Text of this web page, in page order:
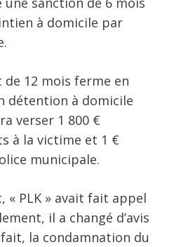
à domicile par
12 mois ferme en
détention à domicile
verser 1 800 €
à la victime et 1 €
municipale.
« PLK » avait fait appel
il a changé d’avis
la condamnation du